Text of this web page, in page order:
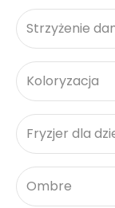
Strzyżenie
Koloryzacja
Fryzjer dla
Ombre